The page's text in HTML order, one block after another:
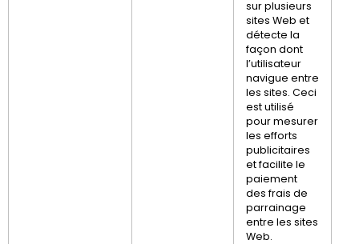
sur plusieurs
sites Web et
détecte la
façon dont
l’utilisateur
navigue entre
les sites. Ceci
est utilisé
pour mesurer
les efforts
publicitaires
et facilite le
paiement
des frais de
parrainage
entre les sites
Web.